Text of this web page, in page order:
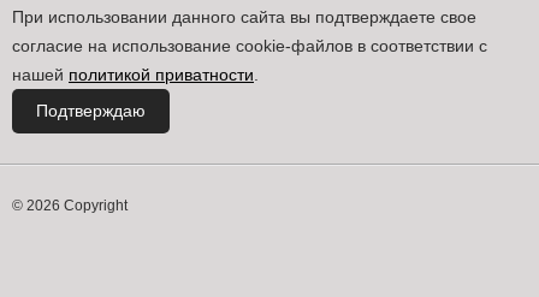
При использовании данного сайта вы подтверждаете свое
согласие на использование cookie-файлов в соответствии с
нашей политикой приватности.
Подтверждаю
© 2026 Copyright